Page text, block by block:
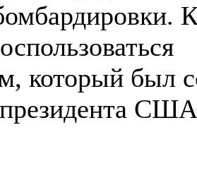
который был
президента